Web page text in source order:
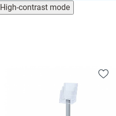
High-contrast mode